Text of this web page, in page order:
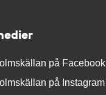
på Facebook
på Instagram